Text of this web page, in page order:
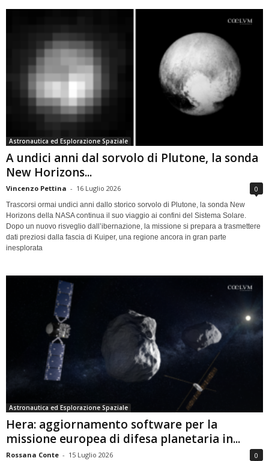
Astronautica ed Esplorazione Spaziale
A undici anni dal sorvolo di Plutone, la sonda
New Horizons...
Vincenzo Pettina - 16 Luglio 2026 0
Trascorsi ormai undici anni dallo storico sorvolo di Plutone, la sonda New
Horizons della NASA continua il suo viaggio ai confini del Sistema Solare.
Dopo un nuovo risveglio dall’ibernazione, la missione si prepara a trasmettere
dati preziosi dalla fascia di Kuiper, una regione ancora in gran parte
inesplorata
Astronautica ed Esplorazione Spaziale
Hera: aggiornamento software per la
missione europea di difesa planetaria in...
Rossana Conte - 15 Luglio 2026 0